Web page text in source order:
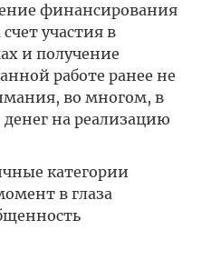
финансирования
участия в
и получение
работе ранее не
во многом, в
денег на реализацию
категории
в глаза